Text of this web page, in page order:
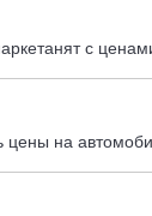
с
цены на